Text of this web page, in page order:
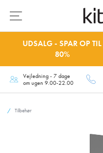
UDSALG - SPAR OP TIL
80%
Vejledning - 7 dage
om ugen 9.00-22.00
Tilbehør